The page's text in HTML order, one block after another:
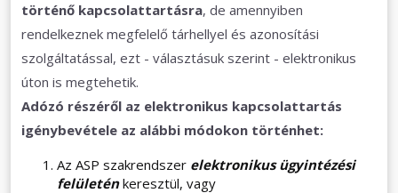
történő kapcsolattartásra, de amennyiben
rendelkeznek megfelelő tárhellyel és azonosítási
szolgáltatással, ezt - választásuk szerint - elektronikus
úton is megtehetik.
Adózó részéről az elektronikus kapcsolattartás
igénybevétele az alábbi módokon történhet:
Az ASP szakrendszer elektronikus ügyintézési
felületénkeresztül, vagy